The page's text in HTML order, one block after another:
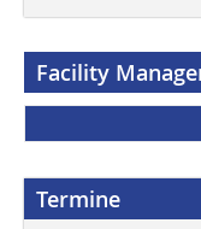
Facility
Termine